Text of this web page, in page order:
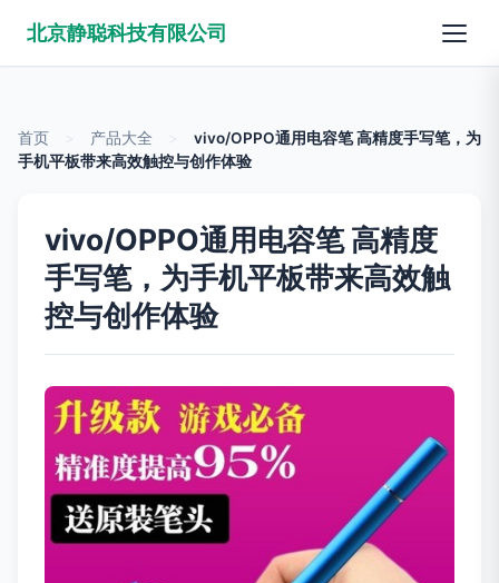
北京静聪科技有限公司
首页 产品大全
vivo/OPPO通用电容笔 高精度手写笔，为
手机平板带来高效触控与创作体验
vivo/OPPO通用电容笔 高精度
手写笔，为手机平板带来高效触
控与创作体验